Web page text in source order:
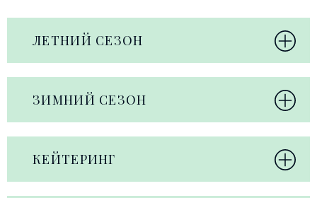
ЛЕТНИЙ СЕЗОН
ЗИМНИЙ СЕЗОН
КЕЙТЕРИНГ